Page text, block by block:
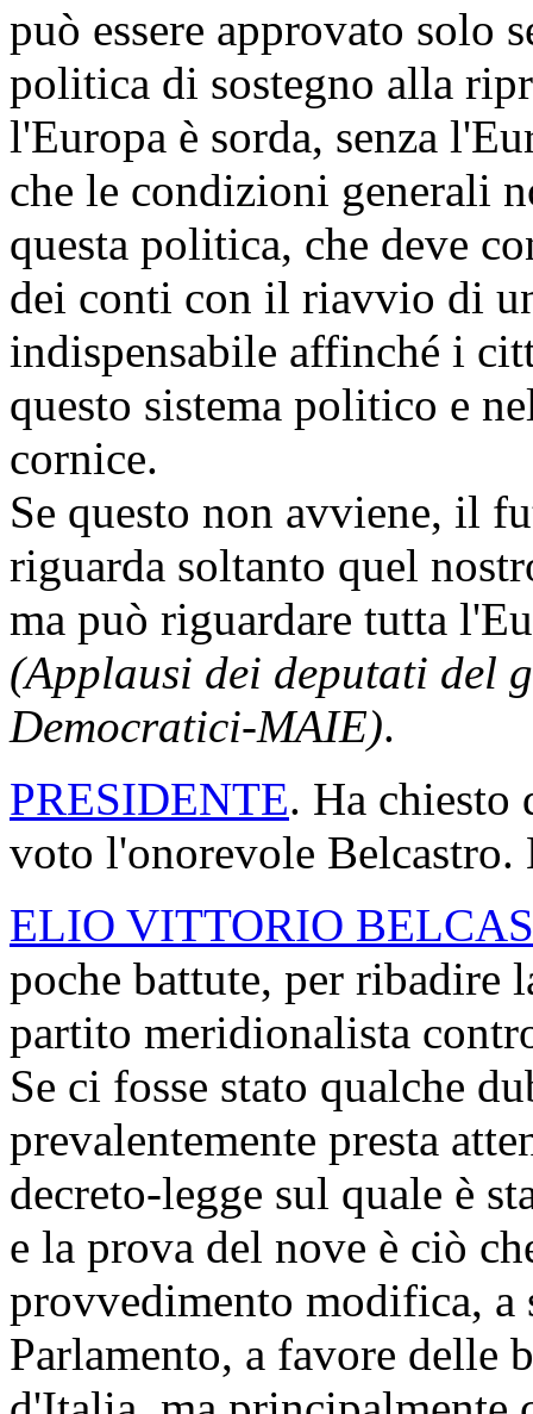
può essere approvato solo
politica di sostegno alla
l'Europa è sorda, senza
che le condizioni generali
questa politica, che deve
dei conti con il riavvio di
indispensabile affinché i
questo sistema politico e
cornice.
Se questo non avviene, il
riguarda soltanto quel
ma può riguardare tutta
(Applausi dei deputati del
Democratici-MAIE).
PRESIDENTE. Ha chiesto
voto l'onorevole Belcastro.
ELIO VITTORIO
poche battute, per ribadire
partito meridionalista
Se ci fosse stato qualche
prevalentemente presta
decreto-legge sul quale è
e la prova del nove è ciò
provvedimento modifica, a
Parlamento, a favore delle